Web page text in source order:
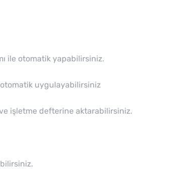
ile otomatik yapabilirsiniz.
otomatik uygulayabilirsiniz
işletme defterine aktarabilirsiniz.